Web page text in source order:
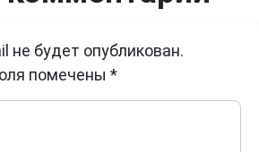
не будет опубликован.
помечены *